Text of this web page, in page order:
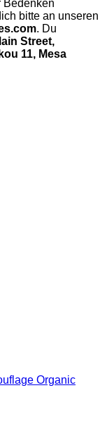
Bedenken
bitte an unseren
. Du
Street,
11, Mesa
Organic